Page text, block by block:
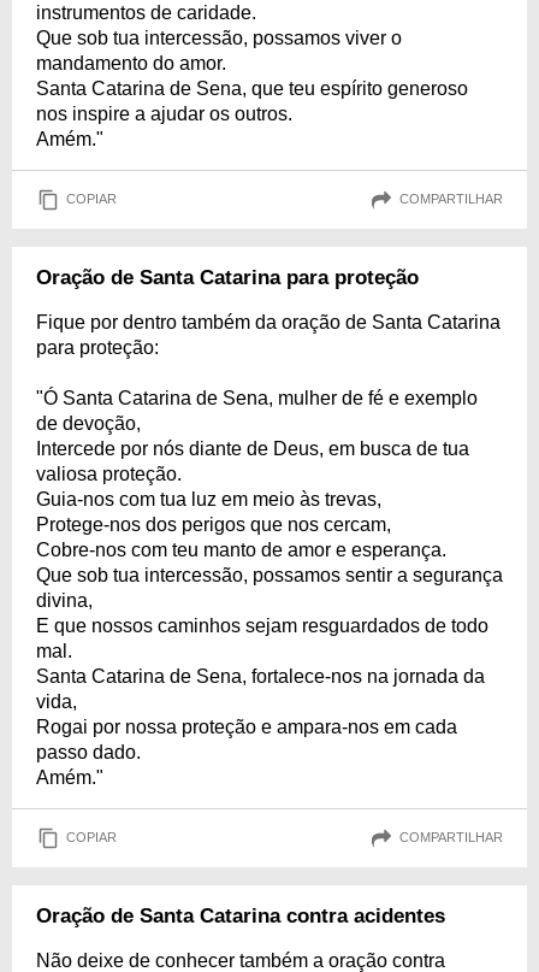
instrumentos de caridade.
Que sob tua intercessão, possamos viver o
mandamento do amor.
Santa Catarina de Sena, que teu espírito generoso
nos inspire a ajudar os outros.
Amém."
COPIAR COMPARTILHAR
Oração de Santa Catarina para proteção
Fique por dentro também da oração de Santa Catarina
para proteção:
"Ó Santa Catarina de Sena, mulher de fé e exemplo
de devoção,
Intercede por nós diante de Deus, em busca de tua
valiosa proteção.
Guia-nos com tua luz em meio às trevas,
Protege-nos dos perigos que nos cercam,
Cobre-nos com teu manto de amor e esperança.
Que sob tua intercessão, possamos sentir a segurança
divina,
E que nossos caminhos sejam resguardados de todo
mal.
Santa Catarina de Sena, fortalece-nos na jornada da
vida,
Rogai por nossa proteção e ampara-nos em cada
passo dado.
Amém."
COPIAR COMPARTILHAR
Oração de Santa Catarina contra acidentes
Não deixe de conhecer também a oração contra